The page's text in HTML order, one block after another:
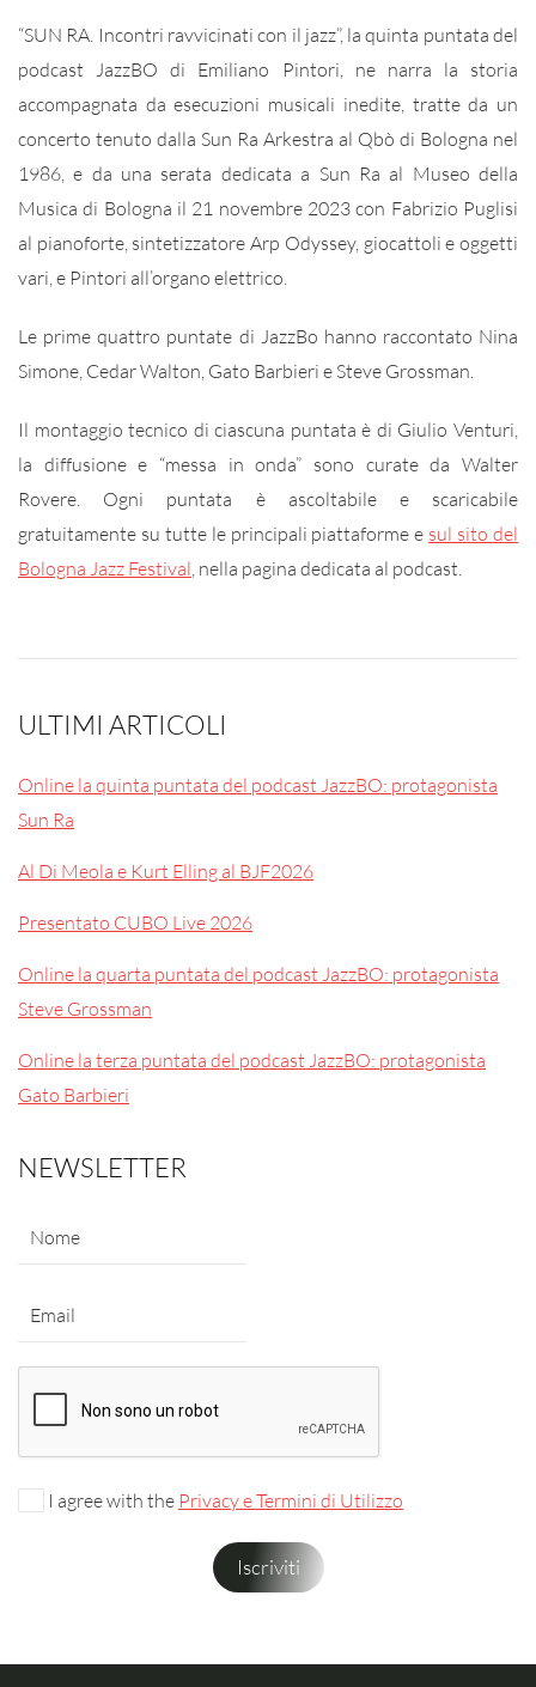
“SUN RA. Incontri ravvicinati con il jazz”, la quinta puntata del
podcast JazzBO di Emiliano Pintori, ne narra la storia
accompagnata da esecuzioni musicali inedite, tratte da un
concerto tenuto dalla Sun Ra Arkestra al Qbò di Bologna nel
1986, e da una serata dedicata a Sun Ra al Museo della
Musica di Bologna il 21 novembre 2023 con Fabrizio Puglisi
al pianoforte, sintetizzatore Arp Odyssey, giocattoli e oggetti
vari, e Pintori all’organo elettrico.
Le prime quattro puntate di JazzBo hanno raccontato Nina
Simone, Cedar Walton, Gato Barbieri e Steve Grossman.
Il montaggio tecnico di ciascuna puntata è di Giulio Venturi,
la diffusione e “messa in onda” sono curate da Walter
Rovere. Ogni puntata è ascoltabile e scaricabile
gratuitamente su tutte le principali piattaforme e sul sito del
Bologna Jazz Festival, nella pagina dedicata al podcast.
ULTIMI ARTICOLI
Online la quinta puntata del podcast JazzBO: protagonista
Sun Ra
Al Di Meola e Kurt Elling al BJF2026
Presentato CUBO Live 2026
Online la quarta puntata del podcast JazzBO: protagonista
Steve Grossman
Online la terza puntata del podcast JazzBO: protagonista
Gato Barbieri
NEWSLETTER
I agree with the Privacy e Termini di Utilizzo